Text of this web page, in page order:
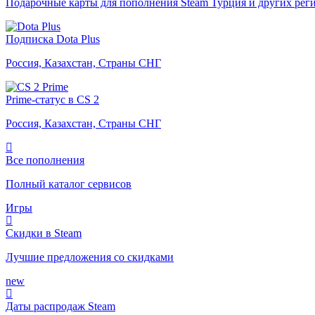
Подарочные карты для пополнения Steam Турция и других
Подписка Dota Plus
Россия, Казахстан, Страны СНГ
Prime-статус в CS 2
Россия, Казахстан, Страны СНГ
Все пополнения
Полный каталог сервисов
Игры
Скидки в Steam
Лучшие предложения со скидками
new
Даты распродаж Steam